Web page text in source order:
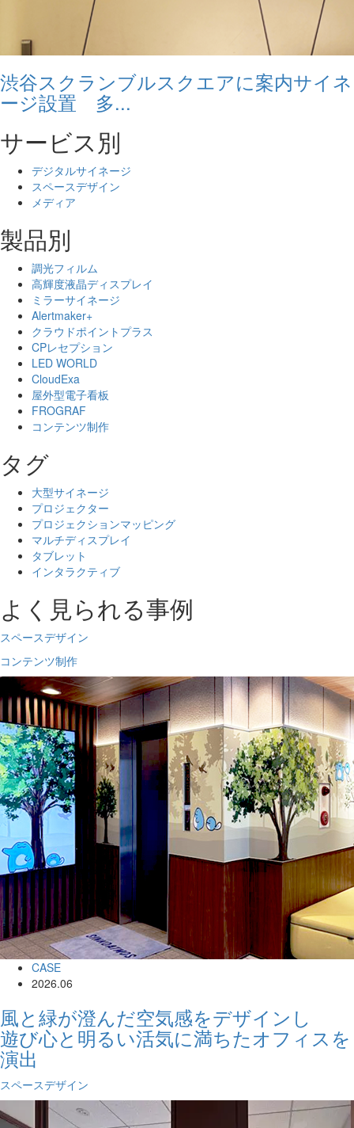
渋谷スクランブルスクエアに案内サイネ
ージ設置 多...
サービス別
デジタルサイネージ
スペースデザイン
メディア
製品別
調光フィルム
高輝度液晶ディスプレイ
ミラーサイネージ
Alertmaker+
クラウドポイントプラス
CPレセプション
LED WORLD
CloudExa
屋外型電子看板
FROGRAF
コンテンツ制作
タグ
大型サイネージ
プロジェクター
プロジェクションマッピング
マルチディスプレイ
タブレット
インタラクティブ
よく見られる事例
スペースデザイン
コンテンツ制作
CASE
2026.06
風と緑が澄んだ空気感をデザインし
遊び心と明るい活気に満ちたオフィスを
演出
スペースデザイン